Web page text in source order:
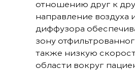
отношению друг к
направление воздуха
диффузора
зону
также низкую
области вокруг